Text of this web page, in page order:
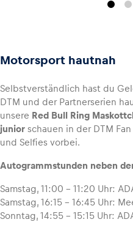
Motorsport hautnah
Selbstverständlich hast du
DTM und der Partnerserien
unsere Red Bull Ring
junior schauen in der DTM
und Selfies vorbei.
Autogrammstunden neben
Samstag, 11:00 – 11:20 Uhr:
Samstag, 16:15 – 16:45 Uhr:
Sonntag, 14:55 – 15:15 Uhr: